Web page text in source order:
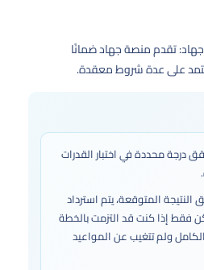
تقدم منصة جهاد ضمانًا
على عدة شروط معقدة.
درجة محددة في اختبار القدرات
النتيجة المتوقعة، يتم استرداد
فقط إذا كنت قد التزمت بالخطة
ولم تتغيب عن المواعيد